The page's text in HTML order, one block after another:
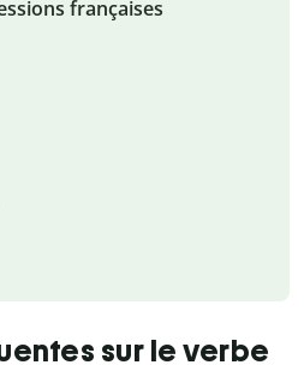
françaises
sur le verbe